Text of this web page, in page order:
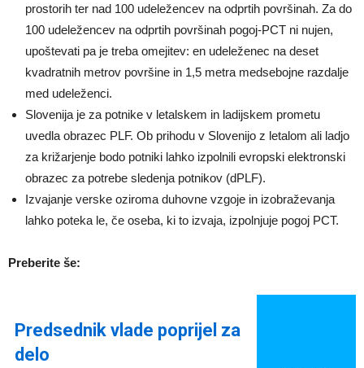
prostorih ter nad 100 udeležencev na odprtih površinah. Za do
100 udeležencev na odprtih površinah pogoj-PCT ni nujen,
upoštevati pa je treba omejitev: en udeleženec na deset
kvadratnih metrov površine in 1,5 metra medsebojne razdalje
med udeleženci.
Slovenija je za potnike v letalskem in ladijskem prometu
uvedla obrazec PLF. Ob prihodu v Slovenijo z letalom ali ladjo
za križarjenje bodo potniki lahko izpolnili evropski elektronski
obrazec za potrebe sledenja potnikov (dPLF).
Izvajanje verske oziroma duhovne vzgoje in izobraževanja
lahko poteka le, če oseba, ki to izvaja, izpolnjuje pogoj PCT.
Preberite še:
Predsednik vlade poprijel za
delo